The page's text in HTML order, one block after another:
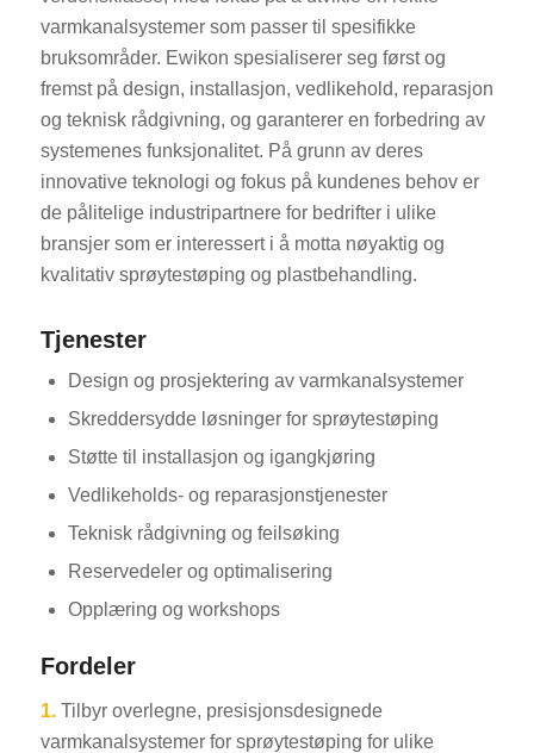
varmkanalsystemer som passer til spesifikke
bruksområder. Ewikon spesialiserer seg først og
fremst på design, installasjon, vedlikehold, reparasjon
og teknisk rådgivning, og garanterer en forbedring av
systemenes funksjonalitet. På grunn av deres
innovative teknologi og fokus på kundenes behov er
de pålitelige industripartnere for bedrifter i ulike
bransjer som er interessert i å motta nøyaktig og
kvalitativ sprøytestøping og plastbehandling.
Tjenester
Design og prosjektering av varmkanalsystemer
Skreddersydde løsninger for sprøytestøping
Støtte til installasjon og igangkjøring
Vedlikeholds- og reparasjonstjenester
Teknisk rådgivning og feilsøking
Reservedeler og optimalisering
Opplæring og workshops
Fordeler
1. Tilbyr overlegne, presisjonsdesignede
varmkanalsystemer for sprøytestøping for ulike
KO
CS
DA
FI
EL
SV
HU
RO
ES_MX